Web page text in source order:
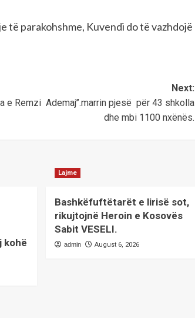
të parakohshme, Kuvendi do të vazhdojë
Next:
e Remzi Ademaj’’.marrin pjesë për 43 shkolla
dhe mbi 1100 nxënës.
kohë
Lajme
Bashkëfuftëtarët e lirisë sot,
rikujtojnë Heroin e Kosovës
Sabit VESELI.
admin August 6, 2026